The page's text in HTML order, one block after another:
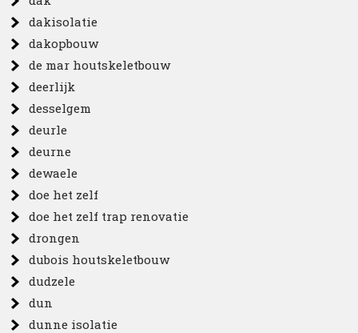
dakisolatie
dakopbouw
de mar houtskeletbouw
deerlijk
desselgem
deurle
deurne
dewaele
doe het zelf
doe het zelf trap renovatie
drongen
dubois houtskeletbouw
dudzele
dun
dunne isolatie